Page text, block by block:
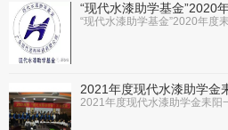
“现代水漆助学基金”2020
“现代水漆助学基金”2020年度
2021年度现代水漆助学金
2021年度现代水漆助学金耒阳